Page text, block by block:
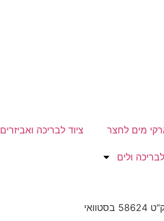
מים לחצר ציוד לבריכה ואביזרים
ולים